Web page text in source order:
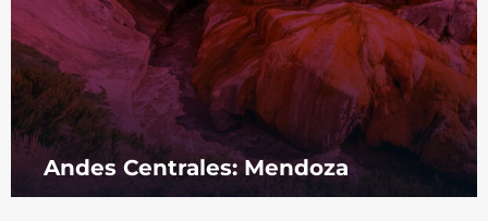
Andes Centrales: Mendoza